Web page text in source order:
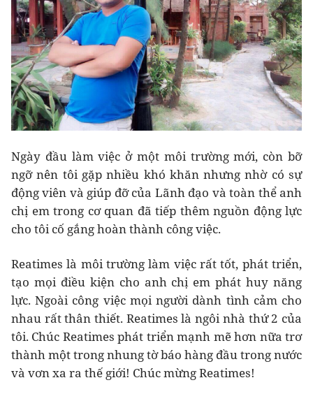
Ngày đầu làm việc ở một môi trường mới, còn bỡ
ngỡ nên tôi gặp nhiều khó khăn nhưng nhờ có sự
động viên và giúp đỡ của Lãnh đạo và toàn thể anh
chị em trong cơ quan đã tiếp thêm nguồn động lực
cho tôi cố gắng hoàn thành công việc.
Reatimes là môi trường làm việc rất tốt, phát triển,
tạo mọi điều kiện cho anh chị em phát huy năng
lực. Ngoài công việc mọi người dành tình cảm cho
nhau rất thân thiết. Reatimes là ngôi nhà thứ 2 của
tôi. Chúc Reatimes phát triển mạnh mẽ hơn nữa trơ
thành một trong nhung tờ báo hàng đầu trong nước
và vơn xa ra thế giới! Chúc mừng Reatimes!